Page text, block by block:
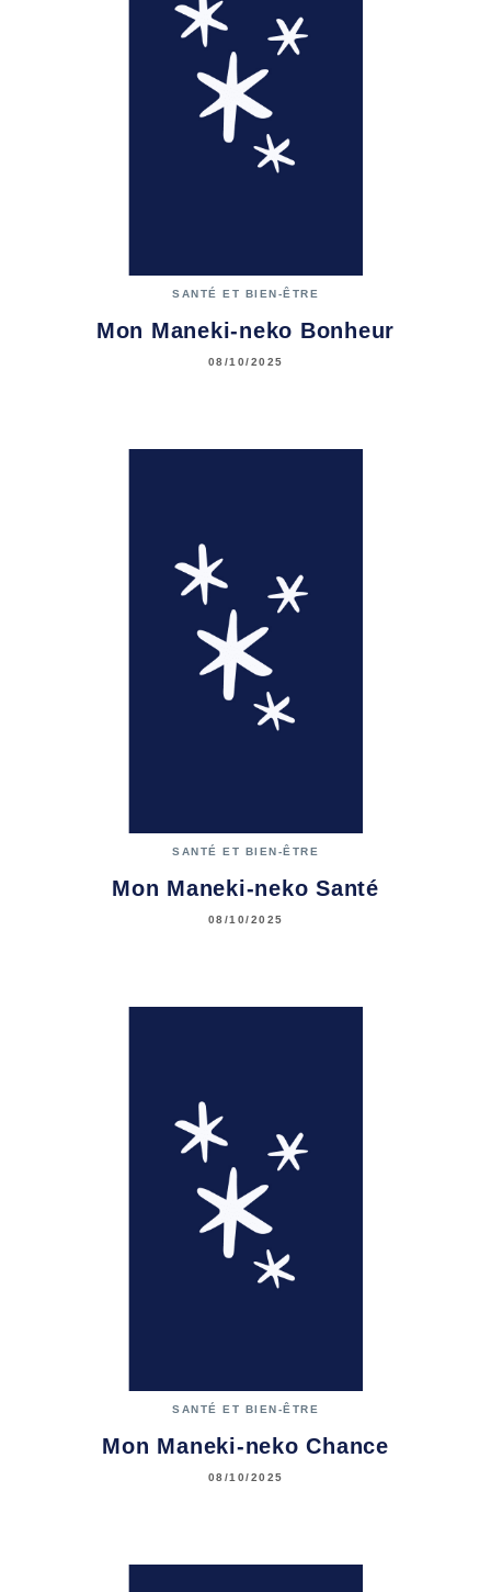
SANTÉ ET BIEN-ÊTRE
Mon Maneki-neko Bonheur
08/10/2025
SANTÉ ET BIEN-ÊTRE
Mon Maneki-neko Santé
08/10/2025
SANTÉ ET BIEN-ÊTRE
Mon Maneki-neko Chance
08/10/2025